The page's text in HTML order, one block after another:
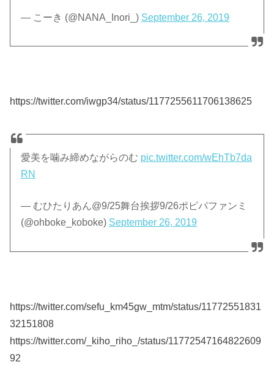
— こーき (@NANA_Inori_) September 26, 2019
https://twitter.com/iwgp34/status/1177255611706138625
愛美を噛み締めながらのむ pic.twitter.com/wEhTb7da
RN
— むひたりあん@9/25舞台挨拶9/26ポピパファンミ
(@ohboke_koboke) September 26, 2019
https://twitter.com/sefu_km45gw_mtm/status/11772551831
32151808
https://twitter.com/_kiho_riho_/status/11772547164822609
92